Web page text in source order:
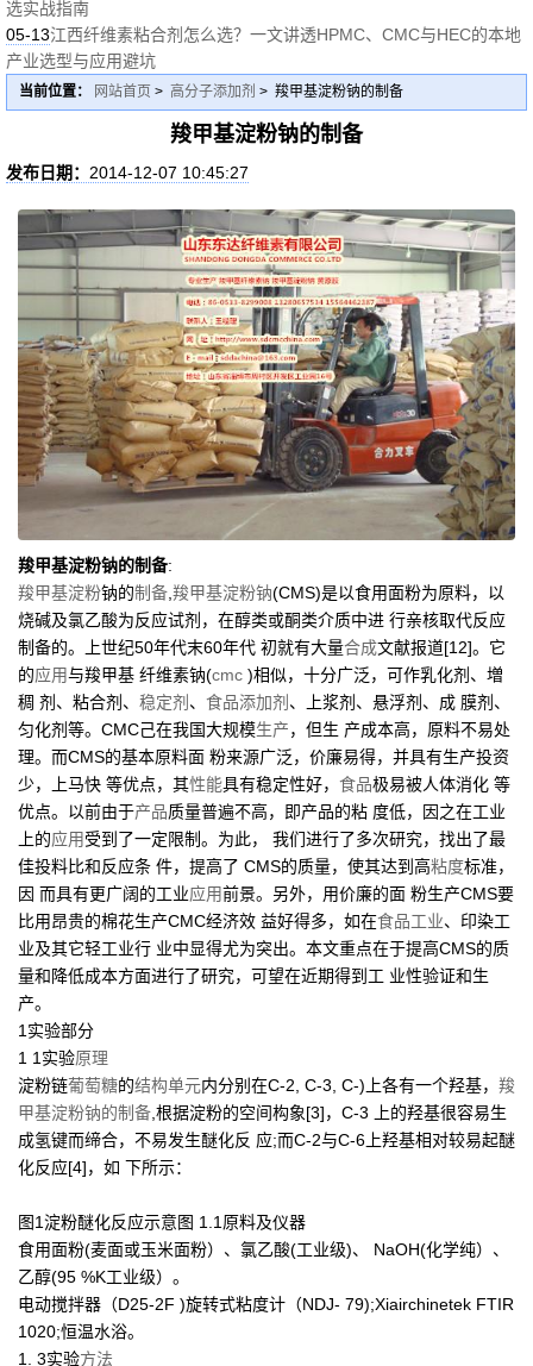
选实战指南
05-13江西纤维素粘合剂怎么选？一文讲透HPMC、CMC与HEC的本地
产业选型与应用避坑
当前位置： 网站首页 > 高分子添加剂 > 羧甲基淀粉钠的制备
羧甲基淀粉钠的制备
发布日期： 2014-12-07 10:45:27
羧甲基淀粉钠的制备:
羧甲基淀粉钠的制备,羧甲基淀粉钠(CMS)是以食用面粉为原料，以
烧碱及氯乙酸为反应试剂，在醇类或酮类介质中进 行亲核取代反应
制备的。上世纪50年代末60年代 初就有大量合成文献报道[12]。它
的应用与羧甲基 纤维素钠(cmc )相似，十分广泛，可作乳化剂、増
稠 剂、粘合剂、 稳定剂 、 食品添加剂 、上浆剂、悬浮剂、成 膜剂、
匀化剂等。CMC己在我国大规模生产，但生 产成本高，原料不易处
理。而CMS的基本原料面 粉来源广泛，价廉易得，并具有生产投资
少，上马快 等优点，其性能具有稳定性好， 食品极易被人体消化 等
优点。以前由于产品质量普遍不高，即产品的粘 度低，因之在工业
上的应用受到了一定限制。为此， 我们进行了多次研究，找出了最
佳投料比和反应条 件，提高了 CMS的质量，使其达到高粘度标准，
因 而具有更广阔的工业应用前景。另外，用价廉的面 粉生产CMS要
比用昂贵的棉花生产CMC经济效 益好得多，如在食品工业、印染工
业及其它轻工业行 业中显得尤为突出。本文重点在于提高CMS的质
量和降低成本方面进行了研究，可望在近期得到工 业性验证和生
产。
1实验部分
1 1实验原理
淀粉链葡萄糖的结构单元内分别在C-2, C-3, C-)上各有一个羟基， 羧
甲基淀粉钠的制备,根据淀粉的空间构象[3]，C-3 上的羟基很容易生
成氢键而缔合，不易发生醚化反 应;而C-2与C-6上羟基相对较易起醚
化反应[4]，如 下所示：
图1淀粉醚化反应示意图 1.1原料及仪器
食用面粉(麦面或玉米面粉）、氯乙酸(工业级)、 NaOH(化学纯）、
乙醇(95 %K工业级）。
电动搅拌器（D25-2F )旋转式粘度计（NDJ- 79);Xiairchinetek FTIR
1020;恒温水浴。
1. 3实验方法